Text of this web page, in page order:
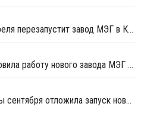
Yangzi Petrochemical 13 апреля перезапустит завод МЭГ в Китае после планового ремонта
Qianxi Coal Chemical возобновила работу нового завода МЭГ в Цяньси после профилактики
Reliance до первой половины сентября отложила запуск нового завода МЭГ в Джамнагаре